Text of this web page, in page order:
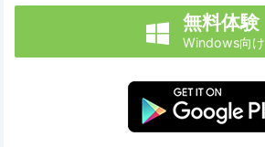
 無料体験
Windows向け